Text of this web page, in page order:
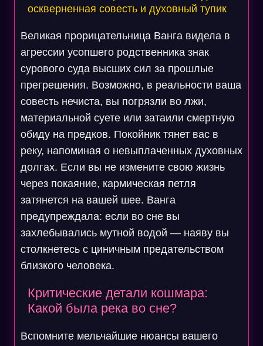
оскверненная совесть и духовный тупик
Великая прорицательница Ванга видела в
агрессии усопшего родственника знак
сурового суда высших сил за прошлые
прегрешения. Возможно, в реальности ваша
совесть нечиста, вы погрязли во лжи,
материальной суете или затаили смертную
обиду на предков. Покойник тянет вас в
реку, напоминая о невыплаченных духовных
долгах. Если вы не измените свою жизнь
через покаяние, кармическая петля
затянется на вашей шее. Ванга
предупреждала: если во сне вы
захлебывались мутной водой — наяву вы
столкнетесь с циничным предательством
близкого человека.
Критические детали кошмара:
Какой была река во сне?
Вспомните мельчайшие нюансы вашего